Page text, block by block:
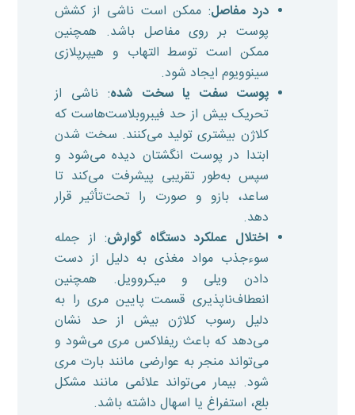
درد مفاصل: ممکن است ناشی از کشش
پوست بر روی مفاصل باشد. همچنین
ممکن است توسط التهاب و هیپرپلازی
سینوویوم ایجاد شود.
پوست سفت یا سخت شده: ناشی از
تحریک بیش از حد فیبروبلاست‌هاست که
کلاژن بیشتری تولید می‌کنند. سخت شدن
ابتدا در پوست انگشتان دیده می‌شود و
سپس به‌طور تقریبی پیشرفت می‌کند تا
ساعد، بازو و صورت را تحت‌تأثیر قرار
دهد.
اختلال عملکرد دستگاه گوارش: از جمله
سوءجذب مواد مغذی به دلیل از دست
دادن ویلی و میکروویل. همچنین
انعطاف‌ناپذیری قسمت پایین مری را به
دلیل رسوب کلاژن بیش از حد نشان
می‌دهد که باعث ریفلاکس مری می‌شود و
می‌تواند منجر به عوارضی مانند بارت مری
شود. بیمار می‌تواند علائمی مانند مشکل
بلع، استفراغ یا اسهال داشته باشد.